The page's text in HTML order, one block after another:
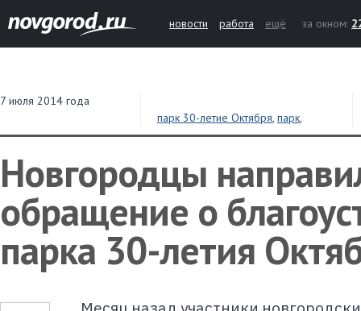
новости работа ещё за окном:
7 июля 2014 года
парк 30-летие Октября, парк,
благоустройство,Новый город,
Новгородцы
обращение о
парка 30-летия